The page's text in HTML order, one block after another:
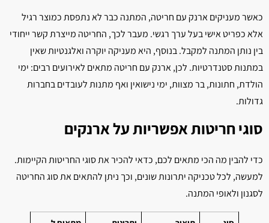
כאשר מעניקים ארנק עם חריטה, המתנה כבר לא נתפסת כמוצר רגיל
אלא כפריט אישי בעל ערך רגשי. מעבר לכך, החריטה מייצרת קשר ייחודי
בין נותן המתנה למקבל. בנוסף, היא מעניקה יוקרה ואלגנטיות שאין
במתנות סטנדרטיות. לכן, ארנק עם חריטה מתאים לאירועים רבים: ימי
הולדת, חתונות, בר מצוות, ימי נישואין ואף מתנות לעובדים בחברות
גדולות.
סוגי חריטות אפשריות על ארנקים
כדי להבין מה הכי מתאים לכם, כדאי להכיר את סוגי החריטות הקיימות.
למעשה, לכל טכניקה יתרונות שונים, וכך ניתן להתאים את סוג החריטה
לסגנון ולאופי המתנה.